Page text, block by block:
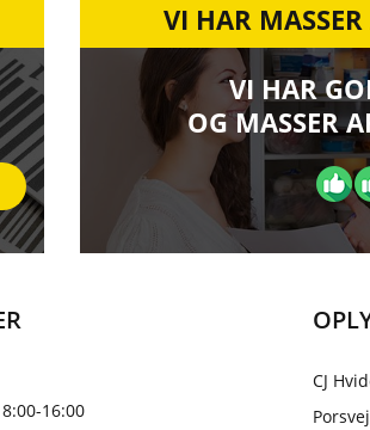
VI HAR
VI HAR
OG MASSER
16:00
CJ